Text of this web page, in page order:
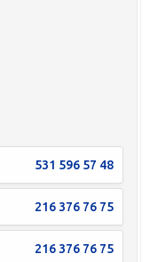
531 596 57 48
216 376 76 75
216 376 76 75